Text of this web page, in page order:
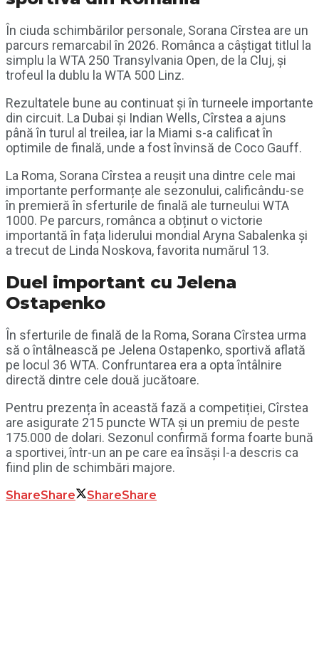
În ciuda schimbărilor personale, Sorana Cîrstea are un
parcurs remarcabil în 2026. Românca a câștigat titlul la
simplu la WTA 250 Transylvania Open, de la Cluj, și
trofeul la dublu la WTA 500 Linz.
Rezultatele bune au continuat și în turneele importante
din circuit. La Dubai și Indian Wells, Cîrstea a ajuns
până în turul al treilea, iar la Miami s-a calificat în
optimile de finală, unde a fost învinsă de Coco Gauff.
La Roma, Sorana Cîrstea a reușit una dintre cele mai
importante performanțe ale sezonului, calificându-se
în premieră în sferturile de finală ale turneului WTA
1000. Pe parcurs, românca a obținut o victorie
importantă în fața liderului mondial Aryna Sabalenka și
a trecut de Linda Noskova, favorita numărul 13.
Duel important cu Jelena
Ostapenko
În sferturile de finală de la Roma, Sorana Cîrstea urma
să o întâlnească pe Jelena Ostapenko, sportivă aflată
pe locul 36 WTA. Confruntarea era a opta întâlnire
directă dintre cele două jucătoare.
Pentru prezența în această fază a competiției, Cîrstea
are asigurate 215 puncte WTA și un premiu de peste
175.000 de dolari. Sezonul confirmă forma foarte bună
a sportivei, într-un an pe care ea însăși l-a descris ca
fiind plin de schimbări majore.
ShareShare ShareShare